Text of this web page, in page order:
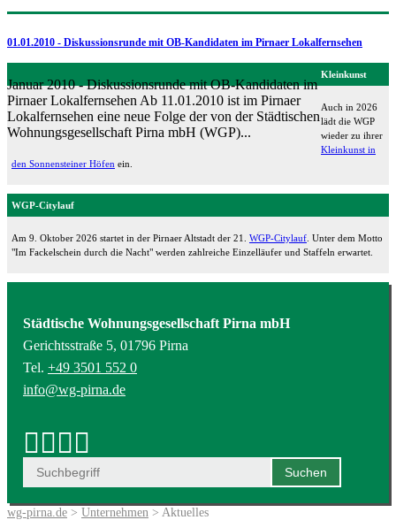
01.01.2010 - Diskussionsrunde mit OB-Kandidaten im Pirnaer Lokalfernsehen
Januar 2010 - Diskussionsrunde mit OB-Kandidaten im
Pirnaer Lokalfernsehen Ab 11.01.2010 ist im Pirnaer
Lokalfernsehen eine neue Folge der von der Städtischen
Wohnungsgesellschaft Pirna mbH (WGP)...
Kleinkunst
Auch in 2026
lädt die WGP
wieder zu ihrer
Kleinkunst in
den Sonnensteiner Höfen ein.
WGP-Citylauf
Am 9. Oktober 2026 startet in der Pirnaer Altstadt der 21. WGP-Citylauf . Unter dem Motto
"Im Fackelschein durch die Nacht" werden zahlreiche Einzelläufer und Staffeln erwartet.
Städtische Wohnungsgesellschaft Pirna mbH
Gerichtsstraße 5, 01796 Pirna
Tel. +49 3501 552 0
info@wg-pirna.de
wg-pirna.de > Unternehmen > Aktuelles